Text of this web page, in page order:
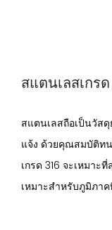
สแตนเลสเกร
สแตนเลสถือเป็นวัส
แจ้ง ด้วยคุณสมบัติท
เกรด 316 จะเหมา
เหมาะสำหรับภูมิภา